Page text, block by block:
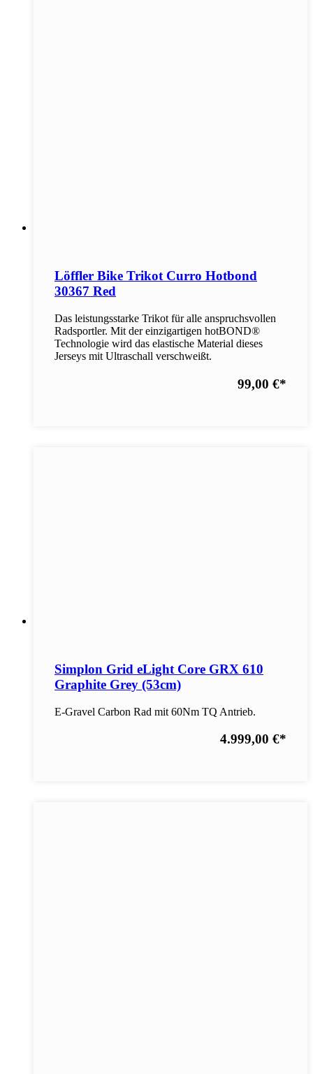
Löffler Bike Trikot Curro Hotbond
30367 Red
Das leistungsstarke Trikot für alle anspruchsvollen
Radsportler. Mit der einzigartigen hotBOND®
Technologie wird das elastische Material dieses
Jerseys mit Ultraschall verschweißt.
99,00 €*
Simplon Grid eLight Core GRX 610
Graphite Grey (53cm)
E-Gravel Carbon Rad mit 60Nm TQ Antrieb.
4.999,00 €*